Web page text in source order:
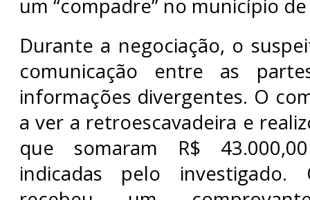
um “compadre” no município
Durante a negociação, o
comunicação entre as
informações divergentes. O
a ver a retroescavadeira e
que somaram R$
indicadas pelo investigado.